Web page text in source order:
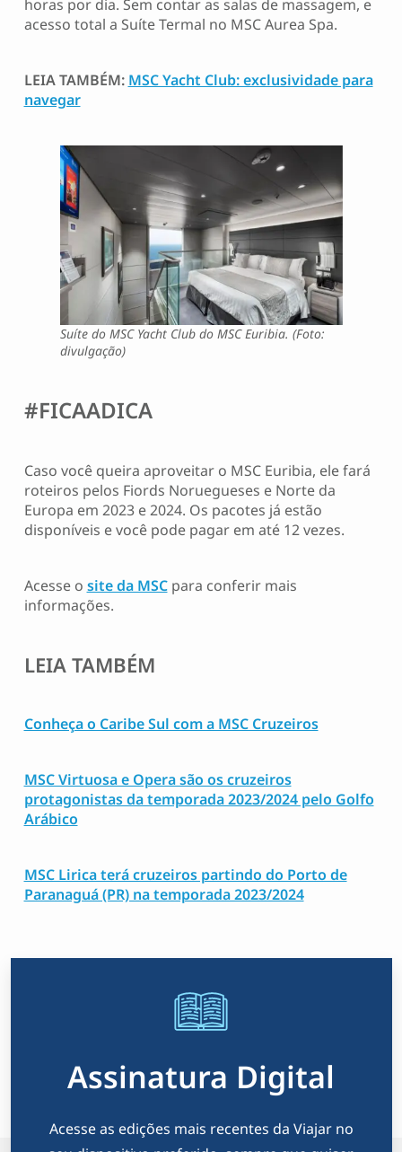
horas por dia. Sem contar as salas de massagem, e
acesso total a Suíte Termal no MSC Aurea Spa.
LEIA TAMBÉM: MSC Yacht Club: exclusividade para
navegar
Suíte do MSC Yacht Club do MSC Euribia. (Foto:
divulgação)
#FICAADICA
Caso você queira aproveitar o MSC Euribia, ele fará
roteiros pelos Fiords Noruegueses e Norte da
Europa em 2023 e 2024. Os pacotes já estão
disponíveis e você pode pagar em até 12 vezes.
Acesse o site da MSCpara conferir mais
informações.
LEIA TAMBÉM
Conheça o Caribe Sul com a MSC Cruzeiros
MSC Virtuosa e Opera são os cruzeiros
protagonistas da temporada 2023/2024 pelo Golfo
Arábico
MSC Lirica terá cruzeiros partindo do Porto de
Paranaguá (PR) na temporada 2023/2024
Assinatura Digital
Acesse as edições mais recentes da Viajar no